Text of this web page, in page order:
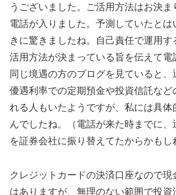
うございました。ご活用方法はお決ま
電話が入りました。予測していたとは
きに驚きましたね。自己責任で運用す
活用方法が決まっている旨を伝えて電
同じ境遇の方のブログを見ていると、
優遇利率での定期預金や投資信託など
れる人もいたようですが、私には具
んでしたね。（電話が来た時までに
を証券会社に振り替えてたからかもし
クレジットカードの決済口座なので
はありますが、無理のない範囲で投資